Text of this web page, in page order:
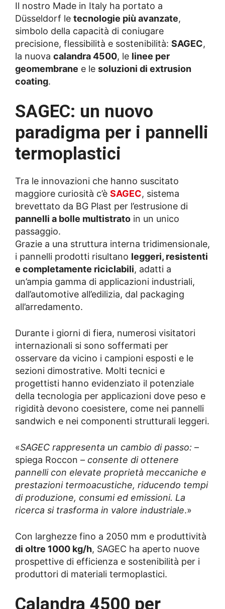
Il nostro Made in Italy ha portato a
Düsseldorf le tecnologie più avanzate,
simbolo della capacità di coniugare
precisione, flessibilità e sostenibilità: SAGEC,
la nuova calandra 4500, le linee per
geomembrane e le soluzioni di extrusion
coating.
SAGEC: un nuovo
paradigma per i pannelli
termoplastici
Tra le innovazioni che hanno suscitato
maggiore curiosità c’è SAGEC, sistema
brevettato da BG Plast per l’estrusione di
pannelli a bolle multistrato in un unico
passaggio.
Grazie a una struttura interna tridimensionale,
i pannelli prodotti risultano leggeri, resistenti
e completamente riciclabili, adatti a
un’ampia gamma di applicazioni industriali,
dall’automotive all’edilizia, dal packaging
all’arredamento.
Durante i giorni di fiera, numerosi visitatori
internazionali si sono soffermati per
osservare da vicino i campioni esposti e le
sezioni dimostrative. Molti tecnici e
progettisti hanno evidenziato il potenziale
della tecnologia per applicazioni dove peso e
rigidità devono coesistere, come nei pannelli
sandwich e nei componenti strutturali leggeri.
«SAGEC rappresenta un cambio di passo: –
spiega Roccon – consente di ottenere
pannelli con elevate proprietà meccaniche e
prestazioni termoacustiche, riducendo tempi
di produzione, consumi ed emissioni. La
ricerca si trasforma in valore industriale.»
Con larghezze fino a 2050 mm e produttività
di oltre 1000 kg/h, SAGEC ha aperto nuove
prospettive di efficienza e sostenibilità per i
produttori di materiali termoplastici.
Calandra 4500 per